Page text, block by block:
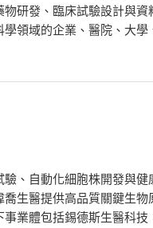
研發、臨床試驗設計與資
領域的企業、醫院、大學
、自動化細胞株開發與健
生醫提供高品質關鍵生物
業體包括錫德斯生醫科技